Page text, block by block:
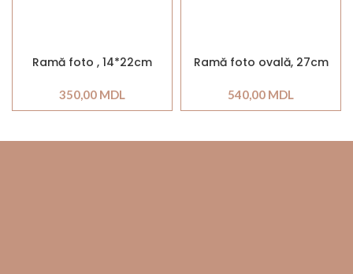
Ramă foto , 14*22cm
350,00 MDL
Ramă foto ovală, 27cm
540,00 MDL